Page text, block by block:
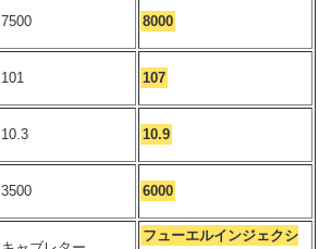
7500 8000
101 107
10.3 10.9
3500 6000
フューエルインジェクシ